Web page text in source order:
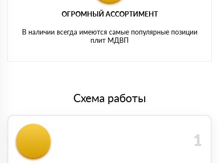
ОГРОМНЫЙ АССОРТИМЕНТ
В наличии всегда имеются самые популярные позиции
плит МДВП
Схема работы